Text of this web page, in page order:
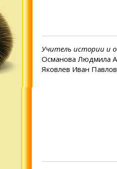
Учитель истории и
Османова Людмила
Яковлев Иван